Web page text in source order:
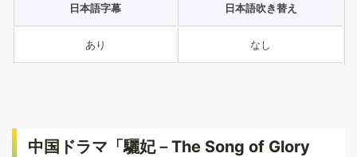
日本語字幕 日本語吹き替え
あり なし
中国ドラマ「驪妃－The Song of Glory